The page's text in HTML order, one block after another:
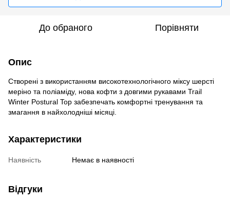
До обраного Порівняти
Опис
Створені з використанням високотехнологічного міксу шерсті
меріно та поліаміду, нова кофти з довгими рукавами Trail
Winter Postural Top забезпечать комфортні тренування та
змагання в найхолодніші місяці.
Характеристики
Наявність Немає в наявності
Відгуки